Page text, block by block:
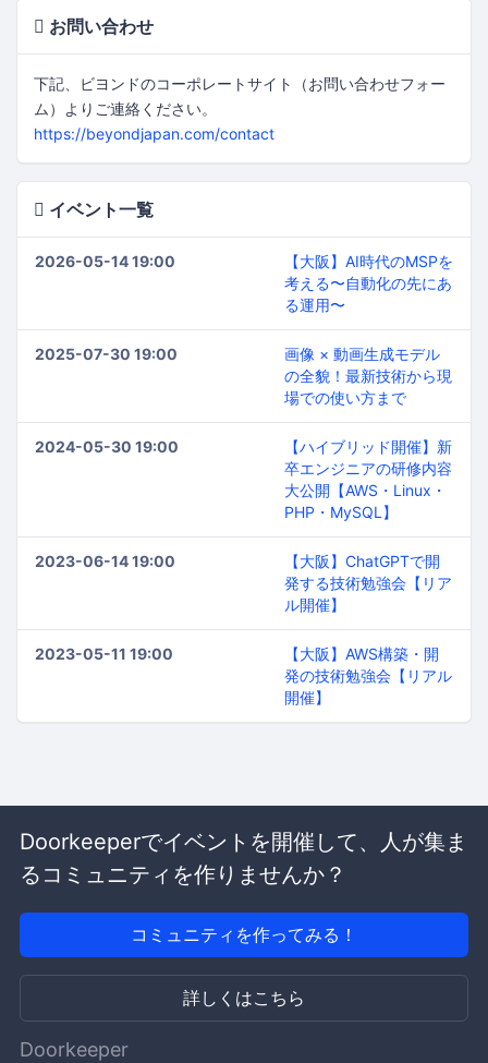
お問い合わせ
下記、ビヨンドのコーポレートサイト（お問い合わせフォー
ム）よりご連絡ください。
https://beyondjapan.com/contact
イベント一覧
2026-05-14 19:00
【大阪】AI時代のMSPを
考える〜自動化の先にあ
る運用〜
2025-07-30 19:00
画像 × 動画生成モデル
の全貌！最新技術から現
場での使い方まで
2024-05-30 19:00
【ハイブリッド開催】新
卒エンジニアの研修内容
大公開【AWS・Linux・
PHP・MySQL】
2023-06-14 19:00
【大阪】ChatGPTで開
発する技術勉強会【リア
ル開催】
2023-05-11 19:00
【大阪】AWS構築・開
発の技術勉強会【リアル
開催】
Doorkeeperでイベントを開催して、人が集ま
るコミュニティを作りませんか？
コミュニティを作ってみる！
詳しくはこちら
Doorkeeper